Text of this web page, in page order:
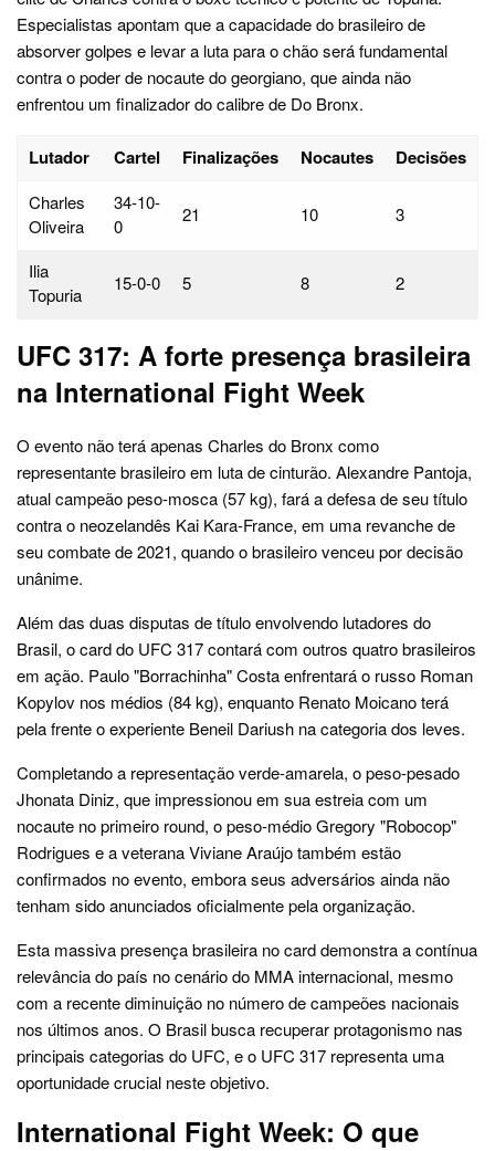
Especialistas apontam que a capacidade do brasileiro de
absorver golpes e levar a luta para o chão será fundamental
contra o poder de nocaute do georgiano, que ainda não
enfrentou um finalizador do calibre de Do Bronx.
Lutador Cartel Finalizações Nocautes Decisões
Charles
Oliveira
34-10-
0
21 10 3
Ilia
Topuria
15-0-0 5 8 2
UFC 317: A forte presença brasileira
na International Fight Week
O evento não terá apenas Charles do Bronx como
representante brasileiro em luta de cinturão. Alexandre Pantoja,
atual campeão peso-mosca (57 kg), fará a defesa de seu título
contra o neozelandês Kai Kara-France, em uma revanche de
seu combate de 2021, quando o brasileiro venceu por decisão
unânime.
Além das duas disputas de título envolvendo lutadores do
Brasil, o card do UFC 317 contará com outros quatro brasileiros
em ação. Paulo "Borrachinha" Costa enfrentará o russo Roman
Kopylov nos médios (84 kg), enquanto Renato Moicano terá
pela frente o experiente Beneil Dariush na categoria dos leves.
Completando a representação verde-amarela, o peso-pesado
Jhonata Diniz, que impressionou em sua estreia com um
nocaute no primeiro round, o peso-médio Gregory "Robocop"
Rodrigues e a veterana Viviane Araújo também estão
confirmados no evento, embora seus adversários ainda não
tenham sido anunciados oficialmente pela organização.
Esta massiva presença brasileira no card demonstra a contínua
relevância do país no cenário do MMA internacional, mesmo
com a recente diminuição no número de campeões nacionais
nos últimos anos. O Brasil busca recuperar protagonismo nas
principais categorias do UFC, e o UFC 317 representa uma
oportunidade crucial neste objetivo.
International Fight Week: O que